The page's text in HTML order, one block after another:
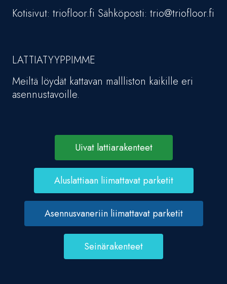
Kotisivut: triofloor.fi Sähköposti: trio@triofloor.fi
LATTIATYYPPIMME
Meiltä löydät kattavan mallliston kaikille eri
asennustavoille.
Uivat lattiarakenteet
Aluslattiaan liimattavat parketit
Asennusvaneriin liimattavat parketit
Seinärakenteet